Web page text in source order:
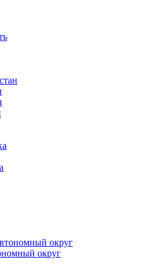
округ
округ